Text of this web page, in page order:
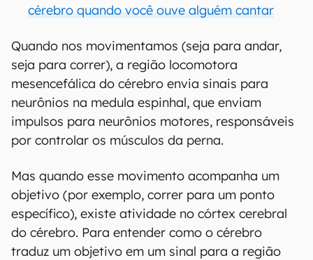
cérebro quando você ouve alguém cantar
Quando nos movimentamos (seja para andar,
seja para correr), a região locomotora
mesencefálica do cérebro envia sinais para
neurônios na medula espinhal, que enviam
impulsos para neurônios motores, responsáveis
por controlar os músculos da perna.
Mas quando esse movimento acompanha um
objetivo (por exemplo, correr para um ponto
específico), existe atividade no córtex cerebral
do cérebro. Para entender como o cérebro
traduz um objetivo em um sinal para a região